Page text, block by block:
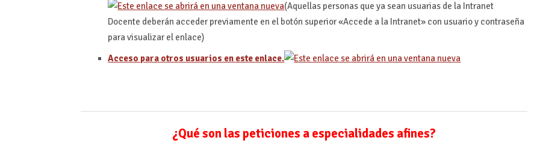
(Aquellas personas que ya sean usuarias de la Intranet
Docente deberán acceder previamente en el botón superior «Accede a la Intranet» con usuario y contraseña
para visualizar el enlace)
Acceso para otros usuarios en este enlace.
¿Qué son las peticiones a especialidades afines?